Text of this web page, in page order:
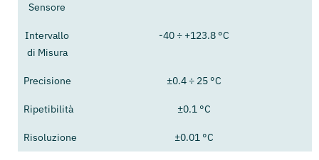
Sensore
Intervallo
di Misura
-40 ÷ +123.8 °C
Precisione ±0.4 ÷ 25 °C
Ripetibilità ±0.1 °C
Risoluzione ±0.01 °C